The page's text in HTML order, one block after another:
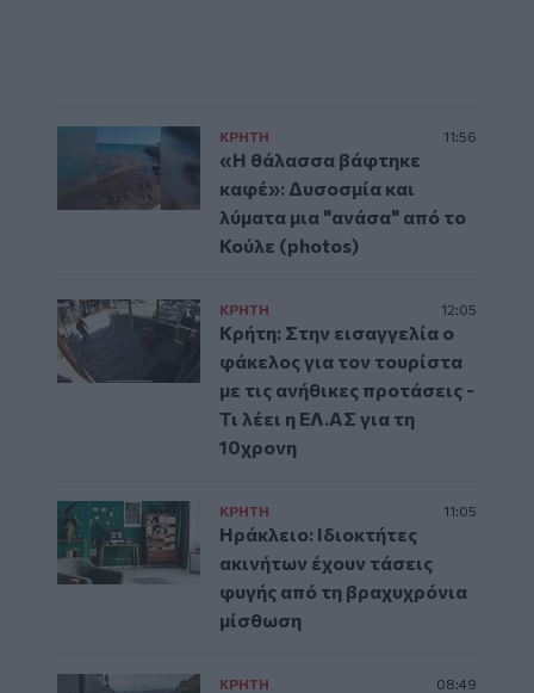
ΚΡΗΤΗ 11:56
«Η θάλασσα βάφτηκε
καφέ»: Δυσοσμία και
λύματα μια "ανάσα" από το
Κούλε (photos)
ΚΡΗΤΗ 12:05
Κρήτη: Στην εισαγγελία ο
φάκελος για τον τουρίστα
με τις ανήθικες προτάσεις -
Τι λέει η ΕΛ.ΑΣ για τη
10χρονη
ΚΡΗΤΗ 11:05
Ηράκλειο: Ιδιοκτήτες
ακινήτων έχουν τάσεις
φυγής από τη βραχυχρόνια
μίσθωση
ΚΡΗΤΗ 08:49